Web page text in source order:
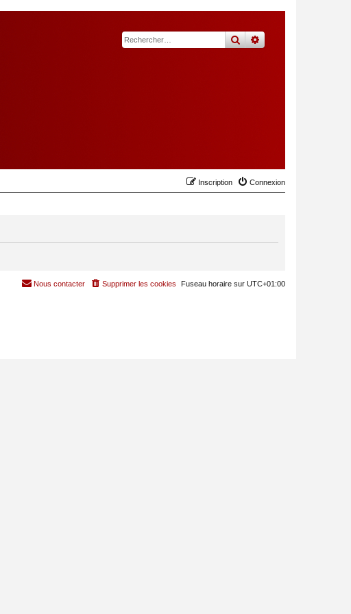
rechercher
recherche
Connexion
Inscription
Fuseau horaire sur UTC+01:00
Supprimer les cookies
Nous contacter